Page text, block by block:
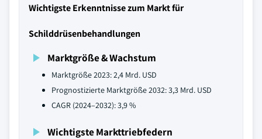
Wichtigste Erkenntnisse zum Markt für
Schilddrüsenbehandlungen
Marktgröße & Wachstum
Marktgröße 2023: 2,4 Mrd. USD
Prognostizierte Marktgröße 2032: 3,3 Mrd. USD
CAGR (2024–2032): 3,9 %
Wichtigste Markttriebfedern